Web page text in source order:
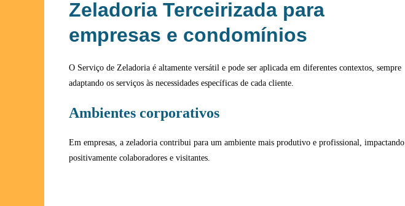
Zeladoria Terceirizada para
empresas e condomínios
O Serviço de Zeladoria é altamente versátil e pode ser aplicada em diferentes contextos, sempre
adaptando os serviços às necessidades específicas de cada cliente.
Ambientes corporativos
Em empresas, a zeladoria contribui para um ambiente mais produtivo e profissional, impactando
positivamente colaboradores e visitantes.